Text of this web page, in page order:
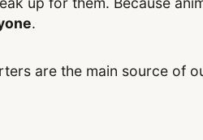
.
are the main source of